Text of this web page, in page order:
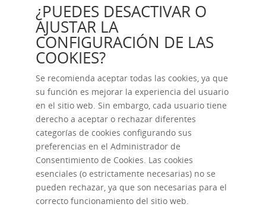
¿PUEDES DESACTIVAR O
AJUSTAR LA
CONFIGURACIÓN DE LAS
COOKIES?
Se recomienda aceptar todas las cookies, ya que
su función es mejorar la experiencia del usuario
en el sitio web. Sin embargo, cada usuario tiene
derecho a aceptar o rechazar diferentes
categorías de cookies configurando sus
preferencias en el Administrador de
Consentimiento de Cookies. Las cookies
esenciales (o estrictamente necesarias) no se
pueden rechazar, ya que son necesarias para el
correcto funcionamiento del sitio web.